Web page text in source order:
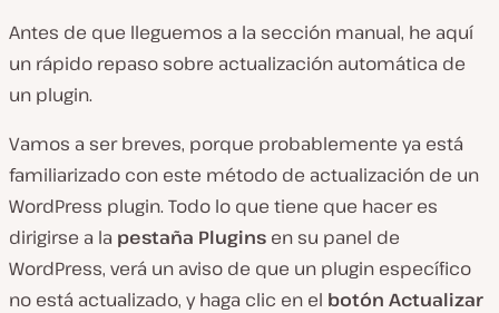
Antes de que lleguemos a la sección manual, he aquí
un rápido repaso sobre actualización automática de
un plugin.
Vamos a ser breves, porque probablemente ya está
familiarizado con este método de actualización de un
WordPress plugin. Todo lo que tiene que hacer es
dirigirse a la pestaña Plugins en su panel de
WordPress, verá un aviso de que un plugin específico
no está actualizado, y haga clic en el botón Actualizar